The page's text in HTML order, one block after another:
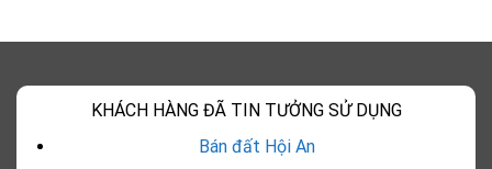
KHÁCH HÀNG ĐÃ TIN TƯỞNG SỬ DỤNG
Bán đất Hội An